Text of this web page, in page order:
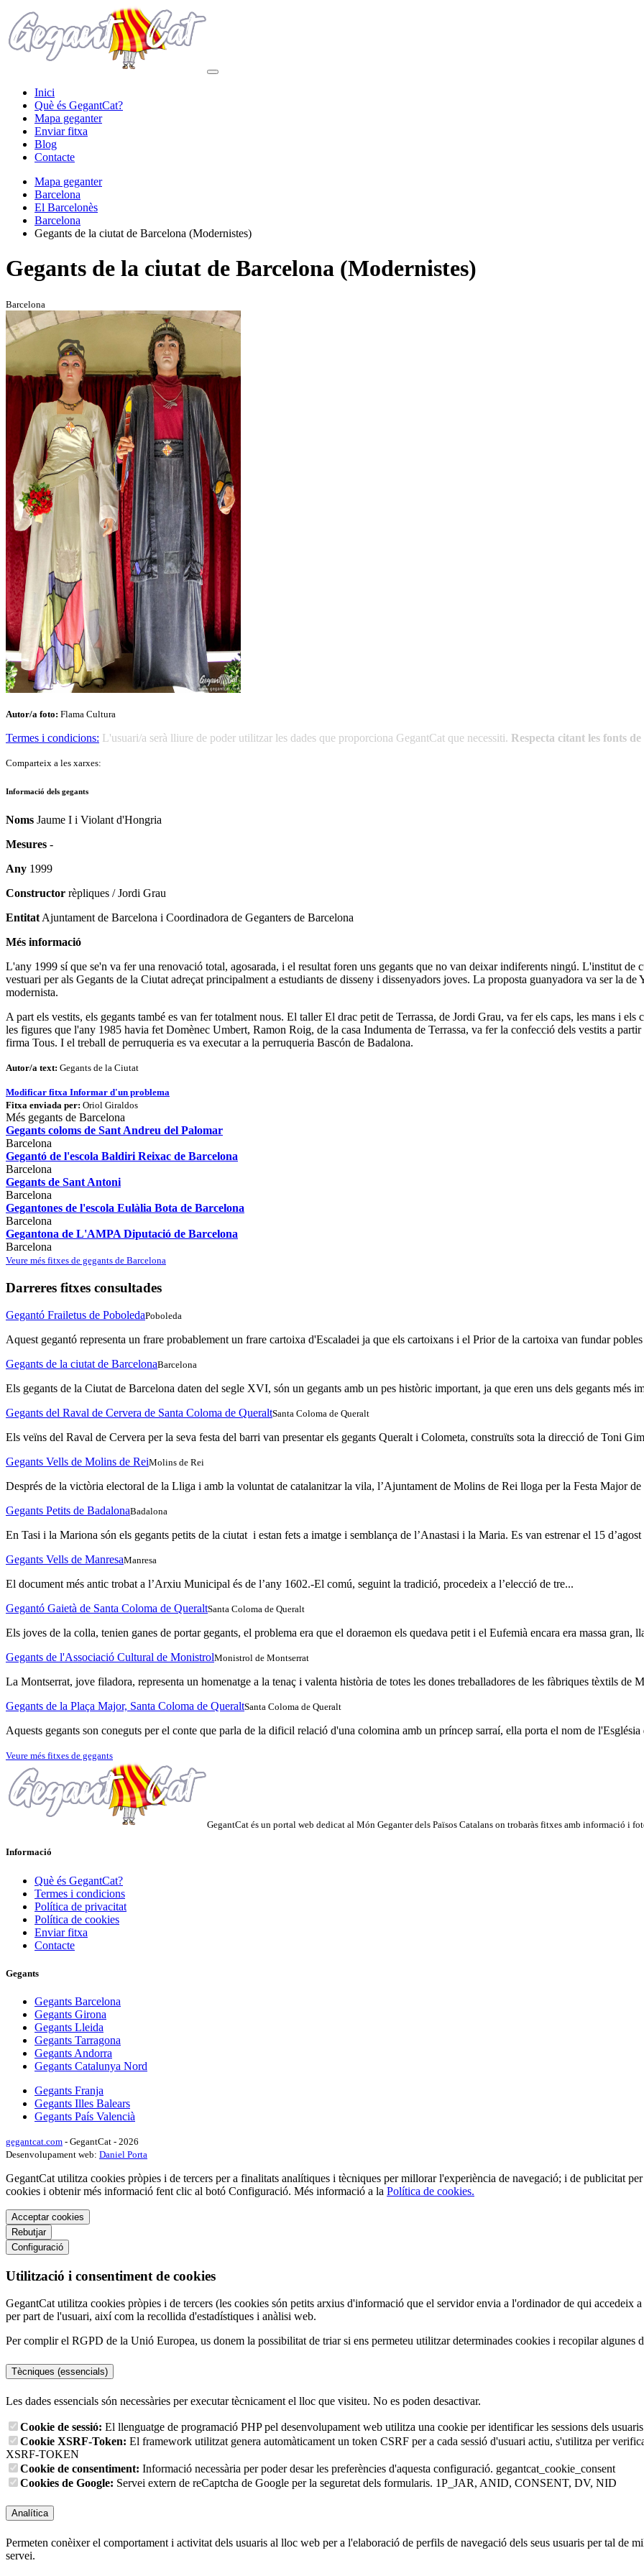
Inici
Què és GegantCat?
Mapa geganter
Enviar fitxa
Blog
Contacte
Mapa geganter
Barcelona
El Barcelonès
Barcelona
Gegants de la ciutat de Barcelona (Modernistes)
Gegants de la ciutat de Barcelona (Modernistes)
Barcelona
Autor/a foto: Flama Cultura
Termes i condicions: L'usuari/a serà lliure de poder utilitzar les dades que proporciona GegantCat que necessiti. Respecta citant les fonts
Comparteix a les xarxes:
Informació dels gegants
Noms Jaume I i Violant d'Hongria
Mesures -
Any 1999
Constructor rèpliques / Jordi Grau
Entitat Ajuntament de Barcelona i Coordinadora de Geganters de Barcelona
Més informació
L'any 1999 sí que se'n va fer una renovació total, agosarada, i el resultat foren uns gegants que no van deixar indiferents ningú. L'institut
vestuari per als Gegants de la Ciutat adreçat principalment a estudiants de disseny i dissenyadors joves. La proposta guanyadora va ser la
modernista.
A part els vestits, els gegants també es van fer totalment nous. El taller El drac petit de Terrassa, de Jordi Grau, va fer els caps, les mans i
les figures que l'any 1985 havia fet Domènec Umbert, Ramon Roig, de la casa Indumenta de Terrassa, va fer la confecció dels vestits a
firma Tous. I el treball de perruqueria es va executar a la perruqueria Bascón de Badalona.
Autor/a text: Gegants de la Ciutat
Modificar fitxa Informar d'un problema
Fitxa enviada per: Oriol Giraldos
Més gegants de Barcelona
Gegants coloms de Sant Andreu del Palomar
Barcelona
Gegantó de l'escola Baldiri Reixac de Barcelona
Barcelona
Gegants de Sant Antoni
Barcelona
Gegantones de l'escola Eulàlia Bota de Barcelona
Barcelona
Gegantona de L'AMPA Diputació de Barcelona
Barcelona
Veure més fitxes de gegants de Barcelona
Darreres fitxes consultades
Gegantó Frailetus de PoboledaPoboleda
Aquest gegantó representa un frare probablement un frare cartoixa d'Escaladei ja que els cartoixans i el Prior de la cartoixa van fundar
Gegants de la ciutat de BarcelonaBarcelona
Els gegants de la Ciutat de Barcelona daten del segle XVI, són un gegants amb un pes històric important, ja que eren uns dels gegants més
Gegants del Raval de Cervera de Santa Coloma de QueraltSanta Coloma de Queralt
Els veïns del Raval de Cervera per la seva festa del barri van presentar els gegants Queralt i Colometa, construïts sota la direcció de Toni
Gegants Vells de Molins de ReiMolins de Rei
Després de la victòria electoral de la Lliga i amb la voluntat de catalanitzar la vila, l’Ajuntament de Molins de Rei lloga per la Festa Major de
Gegants Petits de BadalonaBadalona
En Tasi i la Mariona són els gegants petits de la ciutat i estan fets a imatge i semblança de l’Anastasi i la Maria. Es van estrenar el 15 d’agost
Gegants Vells de ManresaManresa
El document més antic trobat a l’Arxiu Municipal és de l’any 1602.-El comú, seguint la tradició, procedeix a l’elecció de tre...
Gegantó Gaietà de Santa Coloma de QueraltSanta Coloma de Queralt
Els joves de la colla, tenien ganes de portar gegants, el problema era que el doraemon els quedava petit i el Eufemià encara era massa gran,
Gegants de l'Associació Cultural de MonistrolMonistrol de Montserrat
La Montserrat, jove filadora, representa un homenatge a la tenaç i valenta història de totes les dones treballadores de les fàbriques tèxtils de
Gegants de la Plaça Major, Santa Coloma de QueraltSanta Coloma de Queralt
Aquests gegants son coneguts per el conte que parla de la dificil relació d'una colomina amb un príncep sarraí, ella porta el nom de l'Església
Veure més fitxes de gegants
GegantCat és un portal web dedicat al Món Geganter dels Països Catalans on trobaràs fitxes amb informació i
Informació
Què és GegantCat?
Termes i condicions
Política de privacitat
Política de cookies
Enviar fitxa
Contacte
Gegants
Gegants Barcelona
Gegants Girona
Gegants Lleida
Gegants Tarragona
Gegants Andorra
Gegants Catalunya Nord
Gegants Franja
Gegants Illes Balears
Gegants País Valencià
gegantcat.com - GegantCat - 2026
Desenvolupament web: Daniel Porta
GegantCat utilitza cookies pròpies i de tercers per a finalitats analítiques i tècniques per millorar l'experiència de navegació; i de publicitat
cookies i obtenir més informació fent clic al botó Configuració. Més informació a la Política de cookies.
Acceptar cookies
Rebutjar
Configuració
Utilització i consentiment de cookies
GegantCat utilitza cookies pròpies i de tercers (les cookies són petits arxius d'informació que el servidor envia a l'ordinador de qui
per part de l'usuari, així com la recollida d'estadístiques i anàlisi web.
Per complir el RGPD de la Unió Europea, us donem la possibilitat de triar si ens permeteu utilitzar determinades cookies i recopilar algunes
Tècniques (essencials)
Les dades essencials són necessàries per executar tècnicament el lloc que visiteu. No es poden desactivar.
Cookie de sessió: El llenguatge de programació PHP pel desenvolupament web utilitza una cookie per identificar les sessions dels
Cookie XSRF-Token: El framework utilitzat genera automàticament un token CSRF per a cada sessió d'usuari actiu, s'utilitza per
XSRF-TOKEN
Cookie de consentiment: Informació necessària per poder desar les preferències d'aquesta configuració. gegantcat_cookie_consent
Cookies de Google: Servei extern de reCaptcha de Google per la seguretat dels formularis. 1P_JAR, ANID, CONSENT, DV, NID
Analítica
Permeten conèixer el comportament i activitat dels usuaris al lloc web per a l'elaboració de perfils de navegació dels seus usuaris per tal de
servei.